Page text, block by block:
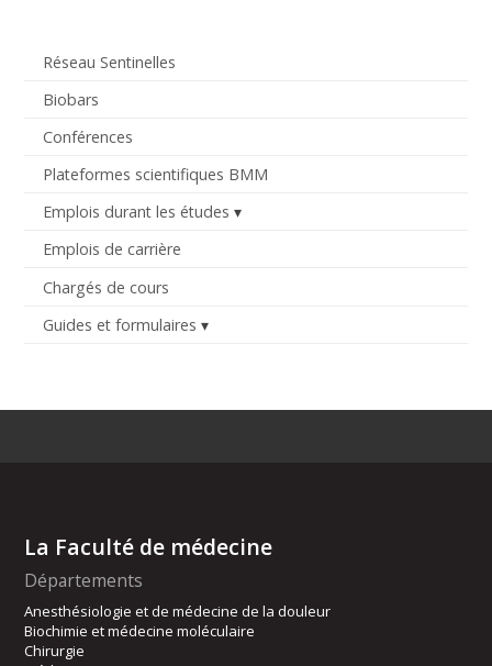
Réseau Sentinelles
Biobars
Conférences
Plateformes scientifiques BMM
Emplois durant les études
Emplois de carrière
Chargés de cours
Guides et formulaires
La Faculté de médecine
Départements
Anesthésiologie et de médecine de la douleur
Biochimie et médecine moléculaire
Chirurgie